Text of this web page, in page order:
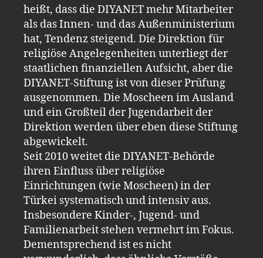
heißt, dass die DIYANET mehr Mitarbeiter
als das Innen- und das Außenministerium
hat, Tendenz steigend. Die Direktion für
religiöse Angelegenheiten unterliegt der
staatlichen finanziellen Aufsicht, aber die
DIYANET-Stiftung ist von dieser Prüfung
ausgenommen. Die Moscheen im Ausland
und ein Großteil der Jugendarbeit der
Direktion werden über eben diese Stiftung
abgewickelt.
Seit 2010 weitet die DIYANET-Behörde
ihren Einfluss über religiöse
Einrichtungen (wie Moscheen) in der
Türkei systematisch und intensiv aus.
Insbesondere Kinder-, Jugend- und
Familienarbeit stehen vermehrt im Fokus.
Dementsprechend ist es nicht